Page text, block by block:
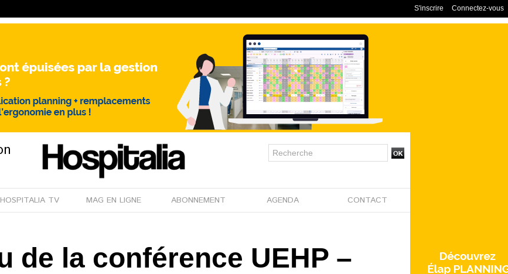
Connectez-vous
S'inscrire
HOSPITALIA TV MAG EN LIGNE ABONNEMENT AGENDA CONTACT
de la conférence UEHP –